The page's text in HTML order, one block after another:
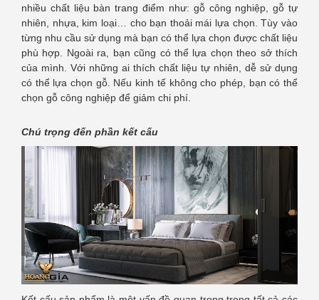
nhiều chất liệu bàn trang điểm như: gỗ công nghiệp, gỗ tự
nhiên, nhựa, kim loại… cho bạn thoải mái lựa chọn. Tùy vào
từng nhu cầu sử dụng mà bạn có thể lựa chọn được chất liệu
phù hợp. Ngoài ra, bạn cũng có thể lựa chọn theo sở thích
của mình. Với những ai thích chất liệu tự nhiên, dễ sử dụng
có thể lựa chọn gỗ. Nếu kinh tế không cho phép, bạn có thể
chọn gỗ công nghiệp để giảm chi phí.
Chú trọng đến phần kết cấu